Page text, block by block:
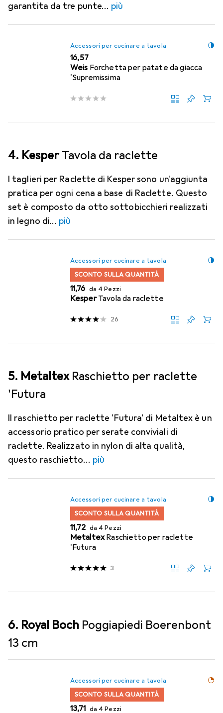
garantita da tre punte
più
Accessori per cucinare a tavola
EUR
16,57
Weis Forchetta per patate da giacca
'Supremissima
4. KesperTavola da raclette
I taglieri per Raclette di Kesper sono un'aggiunta
pratica per ogni cena a base di Raclette. Questo
set è composto da otto sottobicchieri realizzati
in legno di
più
Accessori per cucinare a tavola
SCONTO SULLA QUANTITÀ
EUR
11,76 da 4 Pezzi
Kesper Tavola da raclette
26
5. MetaltexRaschietto per raclette
'Futura
Il raschietto per raclette 'Futura' di Metaltex è un
accessorio pratico per serate conviviali di
raclette. Realizzato in nylon di alta qualità,
questo raschietto
più
Accessori per cucinare a tavola
SCONTO SULLA QUANTITÀ
EUR
11,72 da 4 Pezzi
MetaltexRaschietto per raclette
'Futura
3
6. Royal Boch Poggiapiedi Boerenbont
13 cm
Accessori per cucinare a tavola
SCONTO SULLA QUANTITÀ
EUR
13,71 da 4 Pezzi